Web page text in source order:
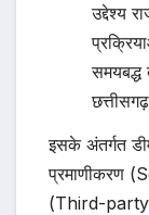
उद्देश्य
समयबद्ध
इसके अंतर्गत
प्रमाणीकरण
(Third-party